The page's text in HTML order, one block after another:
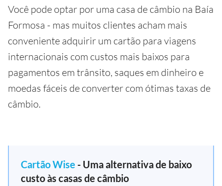
Você pode optar por uma casa de câmbio na Baía
Formosa - mas muitos clientes acham mais
conveniente adquirir um cartão para viagens
internacionais com custos mais baixos para
pagamentos em trânsito, saques em dinheiro e
moedas fáceis de converter com ótimas taxas de
câmbio.
Cartão Wise - Uma alternativa de baixo
custo às casas de câmbio